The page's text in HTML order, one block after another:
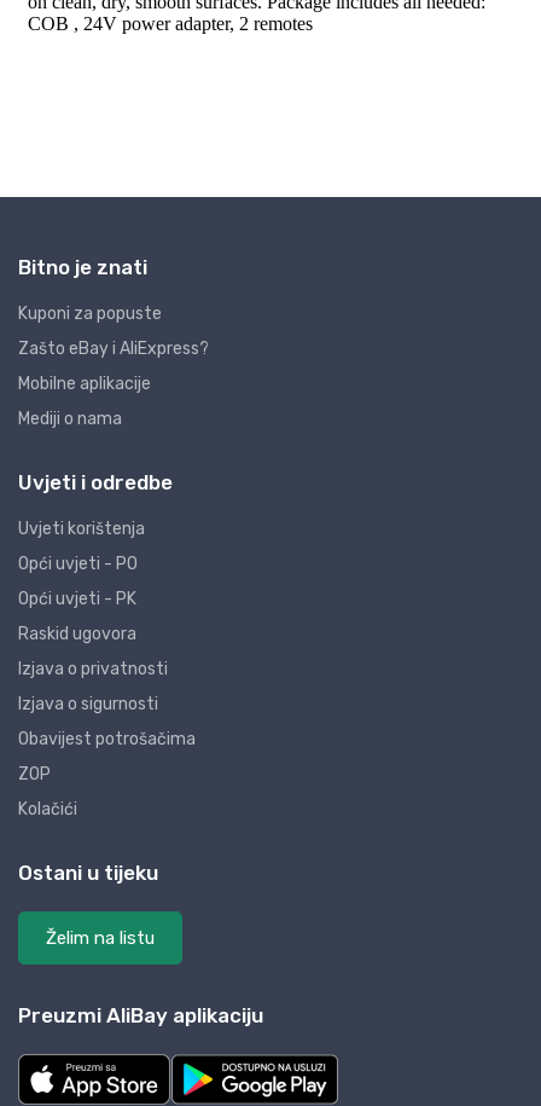
Bitno je znati
Kuponi za popuste
Zašto eBay i AliExpress?
Mobilne aplikacije
Mediji o nama
Uvjeti i odredbe
Uvjeti korištenja
Opći uvjeti - PO
Opći uvjeti - PK
Raskid ugovora
Izjava o privatnosti
Izjava o sigurnosti
Obavijest potrošačima
ZOP
Kolačići
Ostani u tijeku
Želim na listu
Preuzmi AliBay aplikaciju